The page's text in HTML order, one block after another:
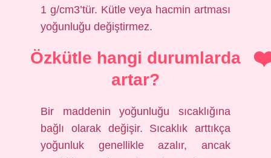
1 g/cm3’tür. Kütle veya hacmin artması
yoğunluğu değiştirmez.
Özkütle hangi durumlarda
artar?
Bir maddenin yoğunluğu sıcaklığına
bağlı olarak değişir. Sıcaklık arttıkça
yoğunluk genellikle azalır, ancak